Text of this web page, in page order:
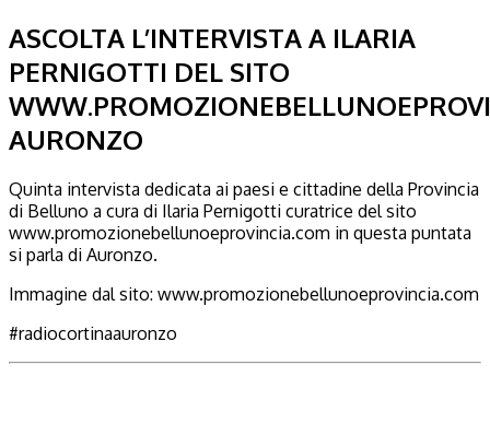
ASCOLTA L’INTERVISTA A ILARIA
PERNIGOTTI DEL SITO
AURONZO
Quinta intervista dedicata ai paesi e cittadine della Provincia
di Belluno a cura di Ilaria Pernigotti curatrice del sito
www.promozionebellunoeprovincia.com in questa puntata
si parla di Auronzo.
Immagine dal sito: www.promozionebellunoeprovincia.com
#radiocortinaauronzo